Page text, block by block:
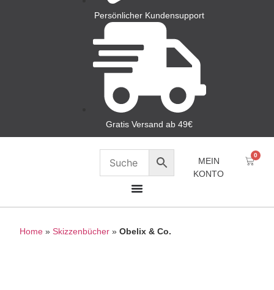
Persönlicher Kundensupport
Gratis Versand ab 49€
MEIN
KONTO
0
Home »Skizzenbücher »Obelix & Co.